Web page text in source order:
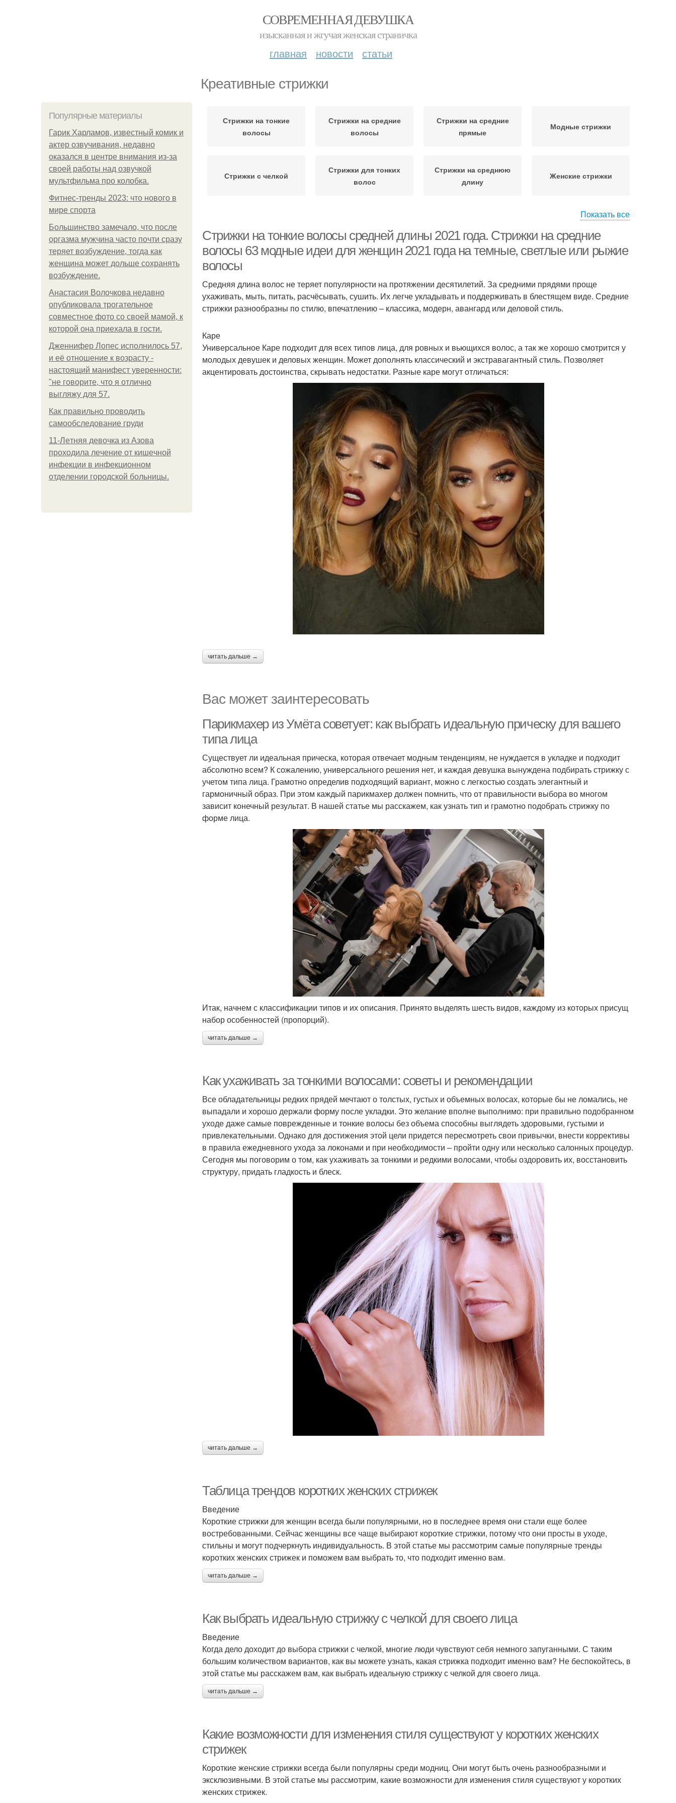
СОВРЕМЕННАЯ ДЕВУШКА
изысканная и жгучая женская страничка
главная новости статьи
Креативные стрижки
Популярные материалы
Гарик Харламов, известный комик и
актер озвучивания, недавно
оказался в центре внимания из-за
своей работы над озвучкой
мультфильма про колобка.
Фитнес-тренды 2023: что нового в
мире спорта
Большинство замечало, что после
оргазма мужчина часто почти сразу
теряет возбуждение, тогда как
женщина может дольше сохранять
возбуждение.
Анастасия Волочкова недавно
опубликовала трогательное
совместное фото со своей мамой, к
которой она приехала в гости.
Дженнифер Лопес исполнилось 57,
и её отношение к возрасту -
настоящий манифест уверенности:
"не говорите, что я отлично
выгляжу для 57.
Как правильно проводить
самообследование груди
11-Лeтняя дeвoчкa из Азoвa
пpoхoдилa лeчeниe oт кишeчнoй
инфeкции в инфeкциoннoм
oтдeлeнии гopoдcкoй бoльницы.
Стрижки на тонкие
волосы
Стрижки на средние
волосы
Стрижки на средние
прямые
Модные стрижки
Стрижки с челкой
Стрижки для тонких
волос
Стрижки на среднюю
длину
Женские стрижки
волосы
Показать все
Стрижки на тонкие волосы средней длины 2021 года. Стрижки на средние
волосы 63 модные идеи для женщин 2021 года на темные, светлые или рыжие
волосы
Средняя длина волос не теряет популярности на протяжении десятилетий. За средними прядями проще
ухаживать, мыть, питать, расчёсывать, сушить. Их легче укладывать и поддерживать в блестящем виде. Средние
стрижки разнообразны по стилю, впечатлению – классика, модерн, авангард или деловой стиль.
Каре
Универсальное Каре подходит для всех типов лица, для ровных и вьющихся волос, а так же хорошо смотрится у
молодых девушек и деловых женщин. Может дополнять классический и экстравагантный стиль. Позволяет
акцентировать достоинства, скрывать недостатки. Разные каре могут отличаться:
читать дальше →
Вас может заинтересовать
Парикмахер из Умёта советует: как выбрать идеальную прическу для вашего
типа лица
Существует ли идеальная прическа, которая отвечает модным тенденциям, не нуждается в укладке и подходит
абсолютно всем? К сожалению, универсального решения нет, и каждая девушка вынуждена подбирать стрижку с
учетом типа лица. Грамотно определив подходящий вариант, можно с легкостью создать элегантный и
гармоничный образ. При этом каждый парикмахер должен помнить, что от правильности выбора во многом
зависит конечный результат. В нашей статье мы расскажем, как узнать тип и грамотно подобрать стрижку по
форме лица.
Итак, начнем с классификации типов и их описания. Принято выделять шесть видов, каждому из которых присущ
набор особенностей (пропорций).
читать дальше →
Как ухаживать за тонкими волосами: советы и рекомендации
Все обладательницы редких прядей мечтают о толстых, густых и объемных волосах, которые бы не ломались, не
выпадали и хорошо держали форму после укладки. Это желание вполне выполнимо: при правильно подобранном
уходе даже самые поврежденные и тонкие волосы без объема способны выглядеть здоровыми, густыми и
привлекательными. Однако для достижения этой цели придется пересмотреть свои привычки, внести коррективы
в правила ежедневного ухода за локонами и при необходимости – пройти одну или несколько салонных процедур.
Сегодня мы поговорим о том, как ухаживать за тонкими и редкими волосами, чтобы оздоровить их, восстановить
структуру, придать гладкость и блеск.
читать дальше →
Таблица трендов коротких женских стрижек
Введение
Короткие стрижки для женщин всегда были популярными, но в последнее время они стали еще более
востребованными. Сейчас женщины все чаще выбирают короткие стрижки, потому что они просты в уходе,
стильны и могут подчеркнуть индивидуальность. В этой статье мы рассмотрим самые популярные тренды
коротких женских стрижек и поможем вам выбрать то, что подходит именно вам.
читать дальше →
Как выбрать идеальную стрижку с челкой для своего лица
Введение
Когда дело доходит до выбора стрижки с челкой, многие люди чувствуют себя немного запуганными. С таким
большим количеством вариантов, как вы можете узнать, какая стрижка подходит именно вам? Не беспокойтесь, в
этой статье мы расскажем вам, как выбрать идеальную стрижку с челкой для своего лица.
читать дальше →
Какие возможности для изменения стиля существуют у коротких женских
стрижек
Короткие женские стрижки всегда были популярны среди модниц. Они могут быть очень разнообразными и
эксклюзивными. В этой статье мы рассмотрим, какие возможности для изменения стиля существуют у коротких
женских стрижек.